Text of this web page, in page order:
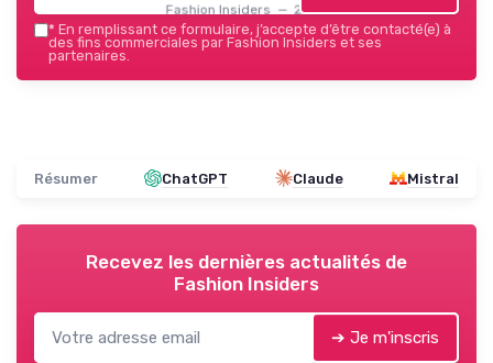
Fashion Insiders — 2026
* En remplissant ce formulaire, j’accepte d’être contacté(e) à
des fins commerciales par Fashion Insiders et ses
partenaires.
Résumer ChatGPT Claude Mistral
Recevez les dernières actualités de
Fashion Insiders
➔ Je m'inscris